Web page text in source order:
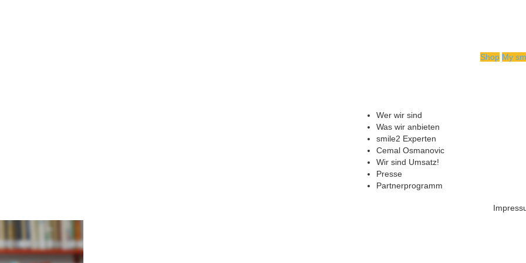
Shop My
Wer wir sind
Was wir anbieten
smile2 Experten
Cemal Osmanovic
Wir sind Umsatz!
Presse
Partnerprogramm